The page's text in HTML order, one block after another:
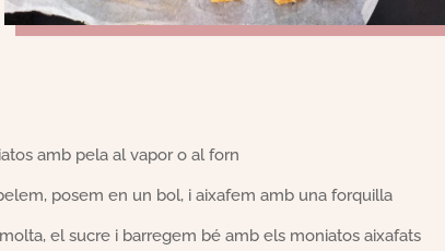
amb pela al vapor o al forn
posem en un bol, i aixafem amb una forquilla
el sucre i barregem bé amb els moniatos aixafats